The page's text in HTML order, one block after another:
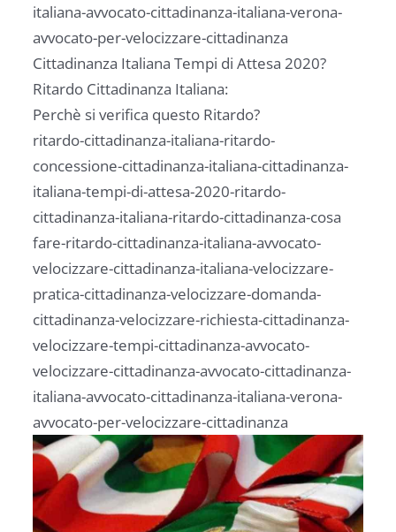
italiana-avvocato-cittadinanza-italiana-verona-
avvocato-per-velocizzare-cittadinanza
Cittadinanza Italiana Tempi di Attesa 2020?
Ritardo Cittadinanza Italiana:
Perchè si verifica questo Ritardo?
ritardo-cittadinanza-italiana-ritardo-
concessione-cittadinanza-italiana-cittadinanza-
italiana-tempi-di-attesa-2020-ritardo-
cittadinanza-italiana-ritardo-cittadinanza-cosa
fare-ritardo-cittadinanza-italiana-avvocato-
velocizzare-cittadinanza-italiana-velocizzare-
pratica-cittadinanza-velocizzare-domanda-
cittadinanza-velocizzare-richiesta-cittadinanza-
velocizzare-tempi-cittadinanza-avvocato-
velocizzare-cittadinanza-avvocato-cittadinanza-
italiana-avvocato-cittadinanza-italiana-verona-
avvocato-per-velocizzare-cittadinanza